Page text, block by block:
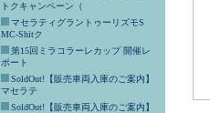
トクキャンペーン（
マセラティグラントゥーリズモS
MC-Shitク
第15回ミラコラーレカップ 開催レ
ポート
SoldOut!【販売車両入庫のご案内】
マセラテ
SoldOut!【販売車両入庫のご案内】